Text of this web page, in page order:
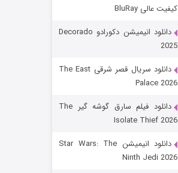
باب اسفنجی فصل ۱۷
قسمت
کیفیت عالی BluRay
دانلود انیمیشن دکورادو Decorado
2025
دانلود سریال قصر شرقی The East
Palace 2026
دانلود فیلم سارق گوشه گیر The
Isolate Thief 2026
دانلود انیمیشن Star Wars: The
Ninth Jedi 2026